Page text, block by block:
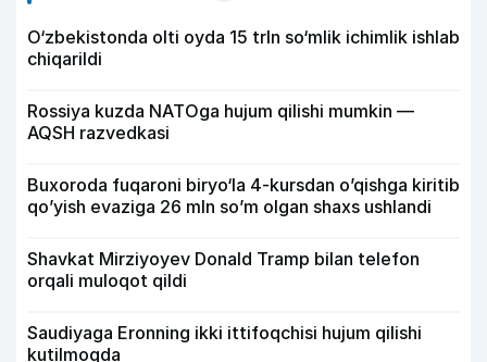
O‘zbekistonda olti oyda 15 trln so‘mlik ichimlik ishlab
chiqarildi
Rossiya kuzda NATOga hujum qilishi mumkin —
AQSH razvedkasi
Buxoroda fuqaroni biryo‘la 4-kursdan o’qishga kiritib
qo’yish evaziga 26 mln so’m olgan shaxs ushlandi
Shavkat Mirziyoyev Donald Tramp bilan telefon
orqali muloqot qildi
Saudiyaga Eronning ikki ittifoqchisi hujum qilishi
kutilmoqda